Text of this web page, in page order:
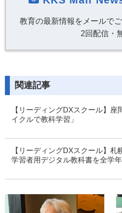
教育の最新情報をメールで
2回配信・
関連記事
【リーディングDXスクール】
イクルで教科学習」
【リーディングDXスクール】
学習者用デジタル教科書を全学